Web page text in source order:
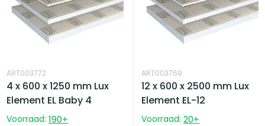
ART003772
4 x 600 x 1250 mm Lux
Element EL Baby 4
Voorraad: 190+
ART003769
12 x 600 x 2500 mm Lux
Element EL-12
Voorraad: 20+